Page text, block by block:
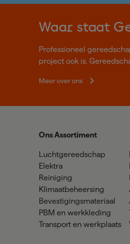
Waar staat
Professioneel
project ook is.
Meer over ons
Ons Assortiment
Luchtgereedschap
Elektra
Reiniging
Klimaatbeheersing
Bevestigingsmateriaal
PBM en werkkleding
Transport en werkplaats